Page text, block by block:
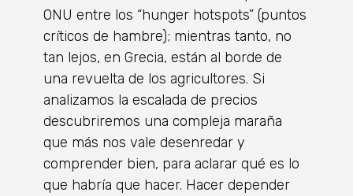
ONU entre los “hunger hotspots” (puntos
críticos de hambre); mientras tanto, no
tan lejos, en Grecia, están al borde de
una revuelta de los agricultores. Si
analizamos la escalada de precios
descubriremos una compleja maraña
que más nos vale desenredar y
comprender bien, para aclarar qué es lo
que habría que hacer. Hacer depender